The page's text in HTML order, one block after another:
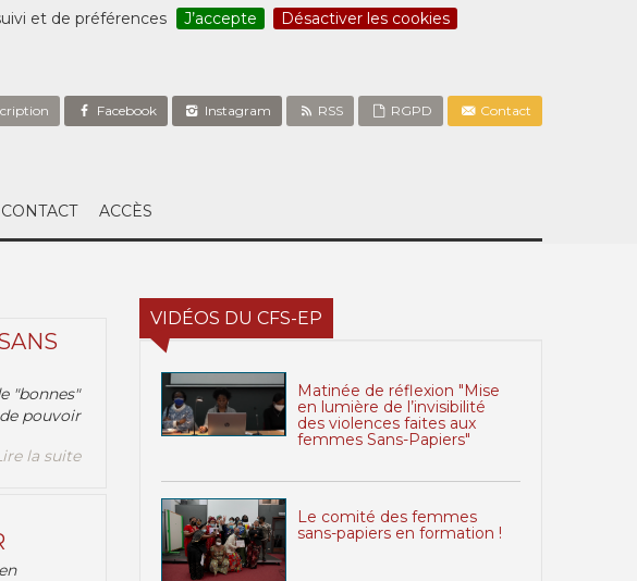
et de préférences J’accepte Désactiver les cookies
Facebook Instagram RSS RGPD Contact
CONTACT ACCÈS
"bonnes"
pouvoir
la suite
VIDÉOS DU CFS-EP
Matinée de réflexion "Mise
en lumière de l’invisibilité
des violences faites aux
femmes Sans-Papiers"
Le comité des femmes
sans-papiers en formation !